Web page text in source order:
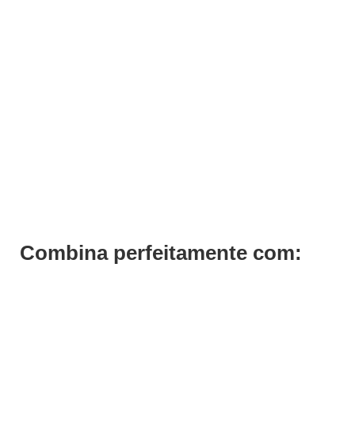
Combina perfeitamente com: